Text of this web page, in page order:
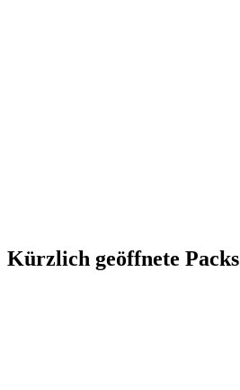
Kürzlich geöffnete Packs